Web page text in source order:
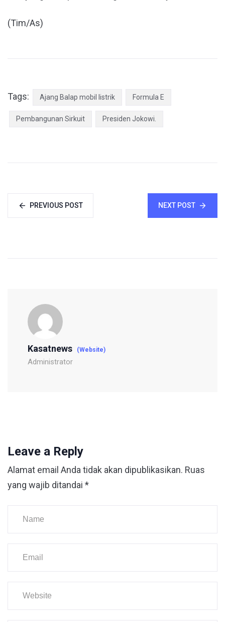
(Tim/As)
Tags: Ajang Balap mobil listrik Formula E
Pembangunan Sirkuit Presiden Jokowi.
PREVIOUS POST NEXT POST
Kasatnews (Website)
Administrator
Leave a Reply
Alamat email Anda tidak akan dipublikasikan. Ruas
yang wajib ditandai *